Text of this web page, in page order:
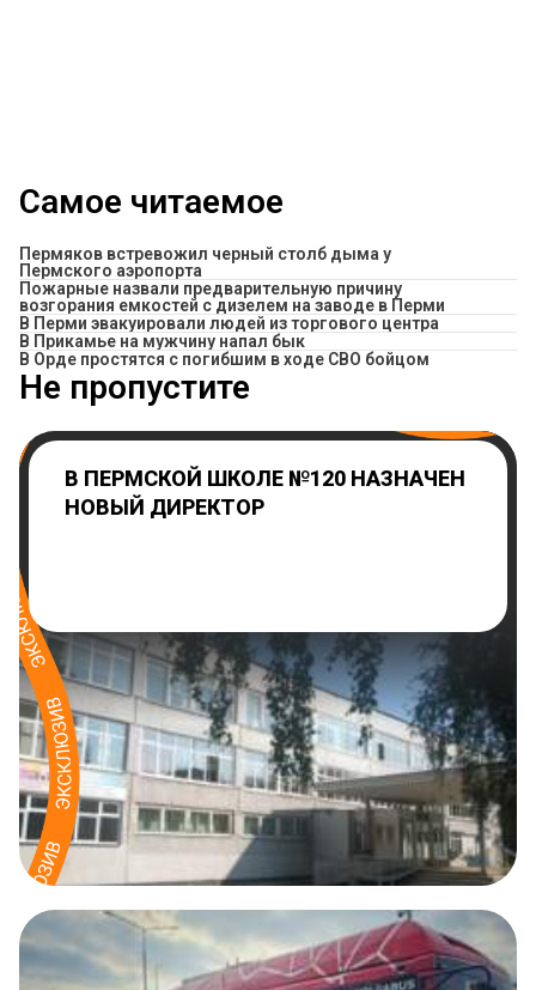
Самое читаемое
Пермяков встревожил черный столб дыма у
Пермского аэропорта
Пожарные назвали предварительную причину
возгорания емкостей с дизелем на заводе в Перми
В Перми эвакуировали людей из торгового центра
​В Прикамье на мужчину напал бык
В Орде простятся с погибшим в ходе СВО бойцом
Не пропустите
В ПЕРМСКОЙ ШКОЛЕ №120 НАЗНАЧЕН
НОВЫЙ ДИРЕКТОР